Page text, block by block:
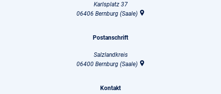
Karlsplatz 37
06406 Bernburg (Saale)
Postanschrift
Salzlandkreis
06400 Bernburg (Saale)
Kontakt